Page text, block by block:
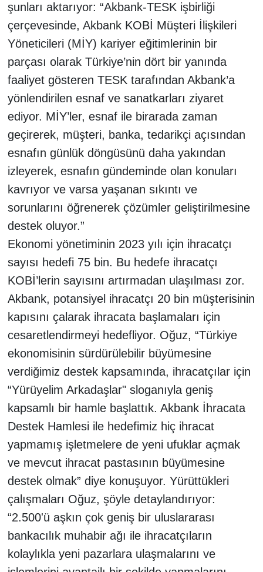
şunları aktarıyor: “Akbank-TESK işbirliği
çerçevesinde, Akbank KOBİ Müşteri İlişkileri
Yöneticileri (MİY) kariyer eğitimlerinin bir
parçası olarak Türkiye’nin dört bir yanında
faaliyet gösteren TESK tarafından Akbank’a
yönlendirilen esnaf ve sanatkarları ziyaret
ediyor. MİY’ler, esnaf ile birarada zaman
geçirerek, müşteri, banka, tedarikçi açısından
esnafın günlük döngüsünü daha yakından
izleyerek, esnafın gündeminde olan konuları
kavrıyor ve varsa yaşanan sıkıntı ve
sorunlarını öğrenerek çözümler geliştirilmesine
destek oluyor.”
Ekonomi yönetiminin 2023 yılı için ihracatçı
sayısı hedefi 75 bin. Bu hedefe ihracatçı
KOBİ’lerin sayısını artırmadan ulaşılması zor.
Akbank, potansiyel ihracatçı 20 bin müşterisinin
kapısını çalarak ihracata başlamaları için
cesaretlendirmeyi hedefliyor. Oğuz, “Türkiye
ekonomisinin sürdürülebilir büyümesine
verdiğimiz destek kapsamında, ihracatçılar için
“Yürüyelim Arkadaşlar" sloganıyla geniş
kapsamlı bir hamle başlattık. Akbank İhracata
Destek Hamlesi ile hedefimiz hiç ihracat
yapmamış işletmelere de yeni ufuklar açmak
ve mevcut ihracat pastasının büyümesine
destek olmak” diye konuşuyor. Yürüttükleri
çalışmaları Oğuz, şöyle detaylandırıyor:
“2.500'ü aşkın çok geniş bir uluslararası
bankacılık muhabir ağı ile ihracatçıların
kolaylıkla yeni pazarlara ulaşmalarını ve